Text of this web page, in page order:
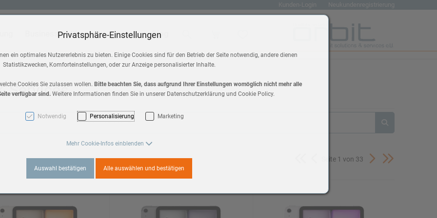
Kunden-Login Neukundenregistrierung
Business Shop
2
Max 2
Blog
Services
Seite 1 von 33
Privatsphäre-Einstellungen
ein optimales Nutzererlebnis zu bieten. Einige Cookies sind für den Betrieb der Seite notwendig, andere dienen
Statistikzwecken, Komforteinstellungen, oder zur Anzeige personalisierter Inhalte.
Cookies Sie zulassen wollen. Bitte beachten Sie, dass aufgrund Ihrer Einstellungen womöglich nicht mehr alle
verfügbar sind. Weitere Informationen finden Sie in unserer Datenschutzerklärung und Cookie Policy.
Notwendig Personalisierung Marketing
Mehr Cookie-Infos einblenden
Auswahl bestätigen Alle auswählen und bestätigen